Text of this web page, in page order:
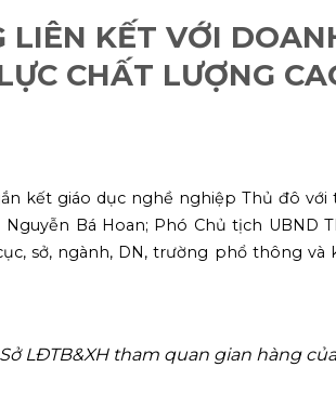
LIÊN KẾT VỚI
CHẤT LƯỢNG
kết giáo dục nghề nghiệp Thủ đô
Bá Hoan; Phó Chủ tịch UBND
sở, ngành, DN, trường phổ thông và
LĐTB&XH tham quan gian hàng